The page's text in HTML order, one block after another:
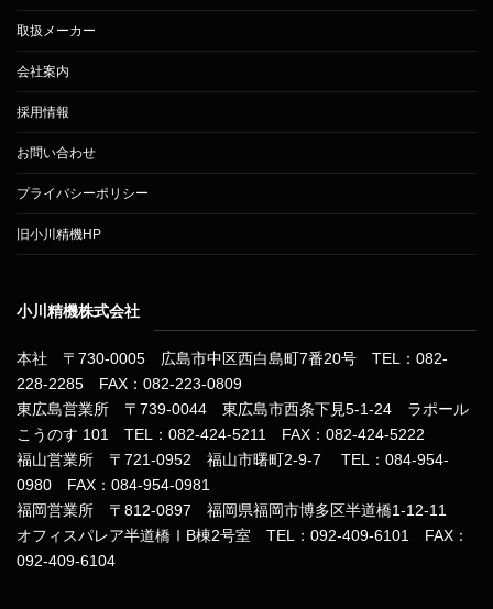
取扱メーカー
会社案内
採用情報
お問い合わせ
プライバシーポリシー
旧小川精機HP
小川精機株式会社
本社 〒730-0005 広島市中区西白島町7番20号 TEL：082-
228-2285 FAX：082-223-0809
東広島営業所 〒739-0044 東広島市西条下見5-1-24 ラポール
こうのす 101 TEL：082-424-5211 FAX：082-424-5222
福山営業所 〒721-0952 福山市曙町2-9-7 TEL：084-954-
0980 FAX：084-954-0981
福岡営業所 〒812-0897 福岡県福岡市博多区半道橋1-12-11
オフィスパレア半道橋ⅠB棟2号室 TEL：092-409-6101 FAX：
092-409-6104